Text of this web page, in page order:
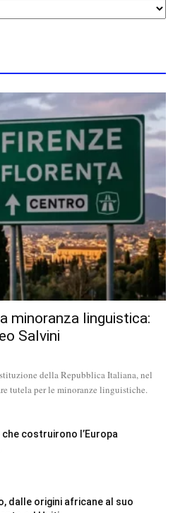
minoranza linguistica:
Salvini
della Repubblica Italiana, nel
tutela per le minoranze linguistiche.
che costruirono l’Europa
dalle origini africane al suo